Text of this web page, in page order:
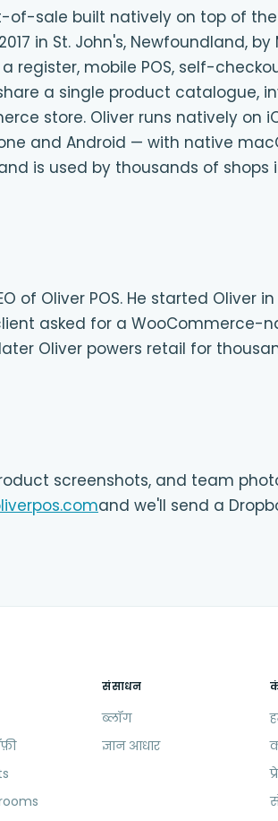
of-sale built natively on top of the
in St. John's, Newfoundland, by
register, mobile POS, self-
a single product catalogue,
store. Oliver runs natively on
and Android — with native
is used by thousands of shops
of Oliver POS. He started Oliver in
asked for a WooCommerce-
Oliver powers retail for
screenshots, and team
and we'll send a
संसाधन
ब्लॉग
ज्ञान आधार